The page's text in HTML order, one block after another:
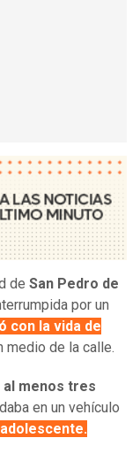
de San Pedro de
por un
con la vida de
medio de la calle.
menos tres
en un vehículo